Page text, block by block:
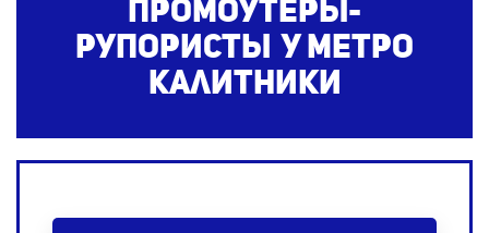
Промоутеры-
рупористы у метро
Калитники